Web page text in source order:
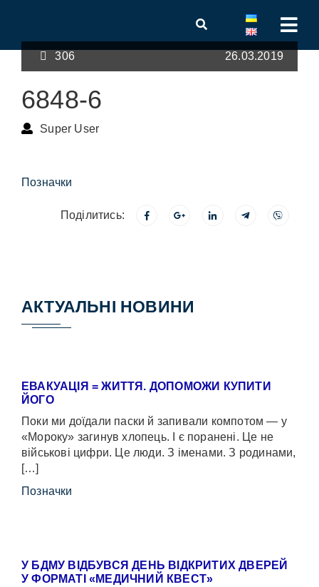
306 26.03.2019
6848-6
Super User
Позначки
Поділитись:
АКТУАЛЬНІ НОВИНИ
ЕВАКУАЦІЯ = ЖИТТЯ. ДОПОМОЖИ КУПИТИ
ЙОГО
Поки ми доїдали паски й запивали компотом — у
«Мороку» загинув хлопець. І є поранені. Це не
військові цифри. Це люди. З іменами. З родинами,
[…]
Позначки
У БДМУ ВІДБУВСЯ ДЕНЬ ВІДКРИТИХ ДВЕРЕЙ
У ФОРМАТІ «МЕДИЧНИЙ КВЕСТ»